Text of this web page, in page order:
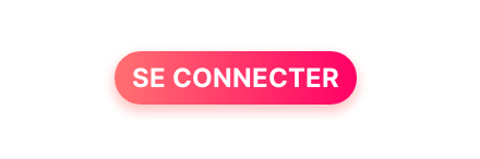
SE CONNECTER